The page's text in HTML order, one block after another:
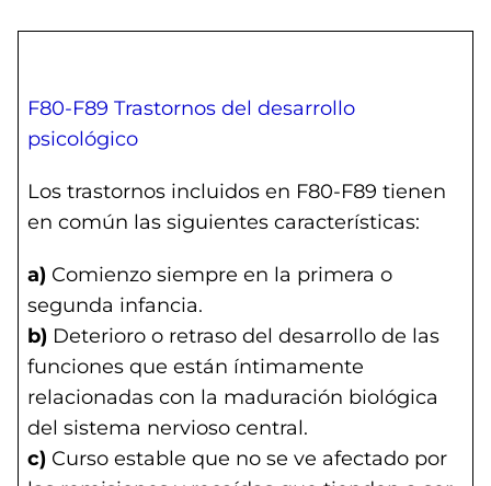
F80-F89 Trastornos del desarrollo
psicológico
Los trastornos incluidos en F80-F89 tienen
en común las siguientes características:
a) Comienzo siempre en la primera o
segunda infancia.
b) Deterioro o retraso del desarrollo de las
funciones que están íntimamente
relacionadas con la maduración biológica
del sistema nervioso central.
c) Curso estable que no se ve afectado por